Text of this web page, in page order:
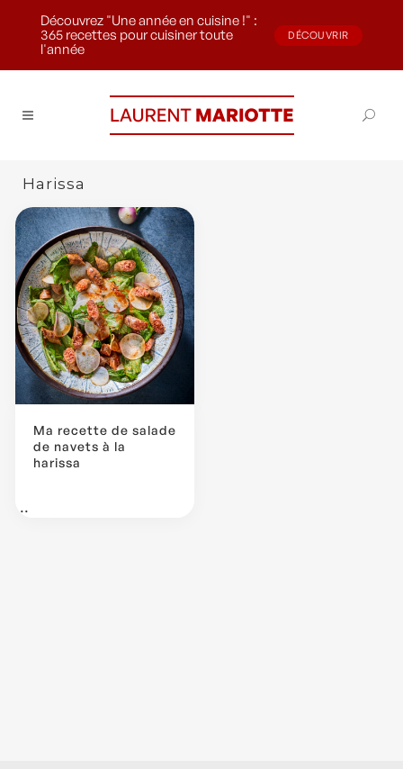
Découvrez "Une année en cuisine !" :
365 recettes pour cuisiner toute
l'année
DÉCOUVRIR
Harissa
Ma recette de salade
de navets à la
harissa
...